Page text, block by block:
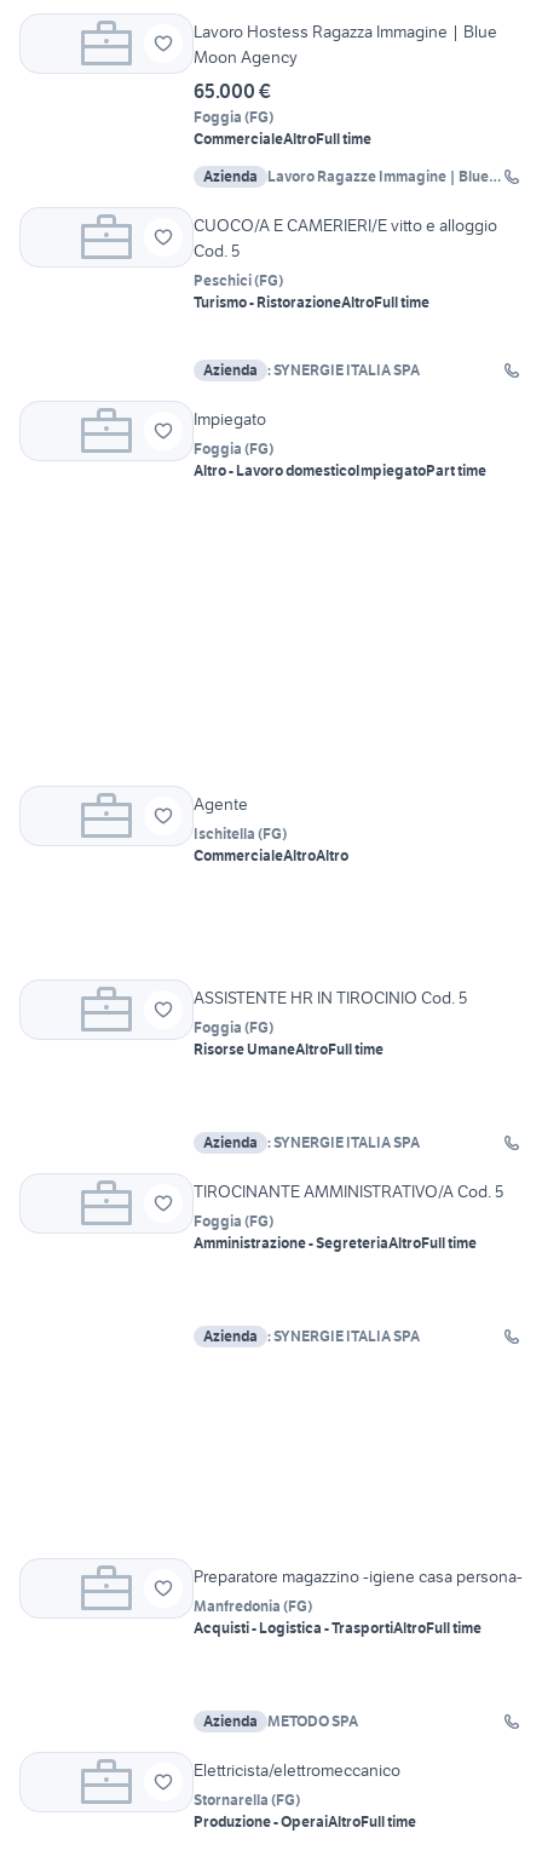
Lavoro Hostess Ragazza Immagine | Blue
Moon Agency
65.000 €
Foggia (FG)
CommercialeAltroFull time
Azienda
Lavoro Ragazze Immagine | Blue
CUOCO/A E CAMERIERI/E vitto e alloggio
Cod. 5
Peschici(FG)
Turismo - RistorazioneAltroFull time
Azienda : SYNERGIE ITALIA SPA
Impiegato
Foggia (FG)
Altro - Lavoro domesticoImpiegatoPart time
Agente
Ischitella (FG)
CommercialeAltroAltro
ASSISTENTE HR IN TIROCINIO Cod. 5
Foggia (FG)
Risorse UmaneAltroFull time
Azienda : SYNERGIE ITALIA SPA
TIROCINANTE AMMINISTRATIVO/A Cod. 5
Foggia (FG)
Amministrazione - SegreteriaAltroFull time
Azienda : SYNERGIE ITALIA SPA
Preparatore magazzino -igiene casa persona-
Manfredonia (FG)
Acquisti - Logistica - TrasportiAltroFull time
Azienda METODO SPA
Elettricista/elettromeccanico
Stornarella (FG)
Produzione - OperaiAltroFull time